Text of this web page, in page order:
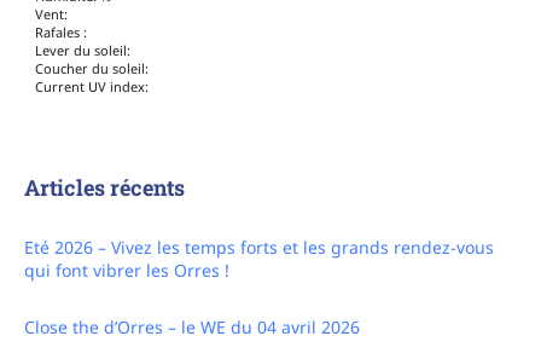
Vent:
Rafales :
Lever du soleil:
Coucher du soleil:
Current UV index:
Articles récents
Eté 2026 – Vivez les temps forts et les grands rendez-vous
qui font vibrer les Orres !
Close the d’Orres – le WE du 04 avril 2026